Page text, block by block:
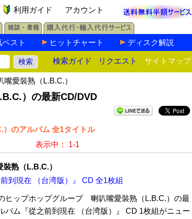
利用ガイド アカウント
ベスト ヒットチャート ディスク解説
検索ガイド リクエスト サイトマップ
嘴愛裝熟（L.B.C.）
）の最新CD/DVD
のアルバム 全1タイトル
表示中： 1-1
裝熟（L.B.C.）
前到現在 （台湾版）』 CD 全1枚組
ヒップホップグループ 喇叭嘴愛裝熟（L.B.C.）の最
バム『從之前到現在 （台湾版）』 CD 1枚組がニュー